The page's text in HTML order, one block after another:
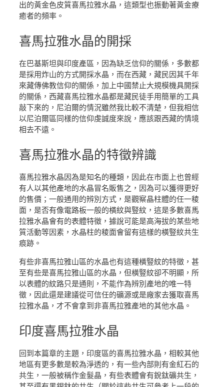
出的黃金色皮質喜馬拉雅水晶，這類型也振動著黃金療
癒者的頻率。
喜馬拉雅水晶的開採
在巴基斯坦與印度產區，因為缺乏信仰的關係，多數都
是採用炸山的方式開採水晶，而在西藏，藏民因其千年
來藏傳佛教信仰的關係，加上中國禁止大規模機具開採
的關係，西藏喜馬拉雅水晶都是藏民徒手用簡單的工具
敲下來的，尼泊爾的情況雖然我比較不清楚，但我相信
以尼泊爾區同樣的信仰虔誠度來說，應該跟西藏的情境
相去不遠。
喜馬拉雅水晶的特徵辨識
喜馬拉雅水晶因為是知名的種類，因此在市面上也曾經
有人以其他產地的水晶冒名販售之，因為可以獲得更好
的售價；一般通用的辨別方式，是觀察晶柱體的任一稜
面，是否有像電路板一般的橫紋與豎紋，這是多數喜馬
拉雅水晶會有的表體特徵，據說可能是高海拔的某些地
質活動等因素，水晶柱的稜面會留有這樣的橫豎紋共生
痕跡。
有些非喜馬拉雅山區的水晶也有這種橫豎紋的特徵，甚
至有些是喜馬拉雅山區的水晶，但橫豎紋卻不明顯，所
以表體的紋路只是通則，不能作為辨別產地的唯一特
徵，因此還是建議從可信任的礦源或是廠家去獲取喜馬
拉雅水晶，才不會拿到非喜馬拉雅產地的其他水晶。
印度喜馬拉雅水晶
回到本篇章的主題，印度區的喜馬拉雅水晶，相較其他
地區有更多數是較為淨透的，有一些內部則有金紅石的
共生，一般被稱作金髮晶，有些表體會有銳鈦礦共生，